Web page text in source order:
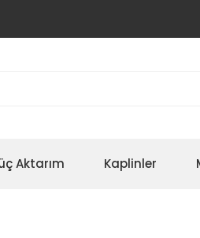
Aktarım Kaplinler